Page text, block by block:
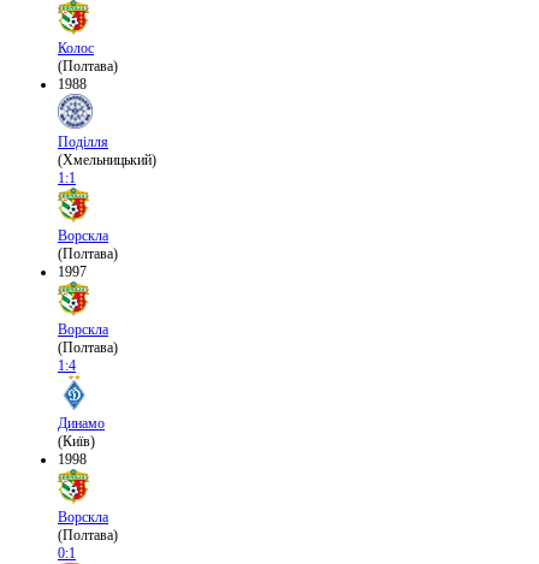
Колос
(Полтава)
1988
Поділля
(Хмельницький)
1:1
Ворскла
(Полтава)
1997
Ворскла
(Полтава)
1:4
Динамо
(Київ)
1998
Ворскла
(Полтава)
0:1